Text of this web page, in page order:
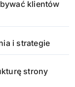
klientów
i strategie
strony